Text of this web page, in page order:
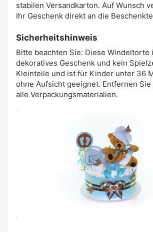
stabilen Versandkarton. Auf Wunsch
Ihr Geschenk direkt an die
Sicherheitshinweis
Bitte beachten Sie: Diese Windeltorte
dekoratives Geschenk und kein
Kleinteile und ist für Kinder unter 36
ohne Aufsicht geeignet. Entfernen Sie
alle Verpackungsmaterialien.